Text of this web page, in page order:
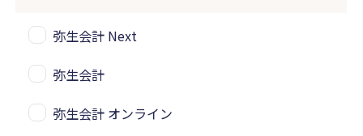
弥生会計 Next
弥生会計
弥生会計 オンライン